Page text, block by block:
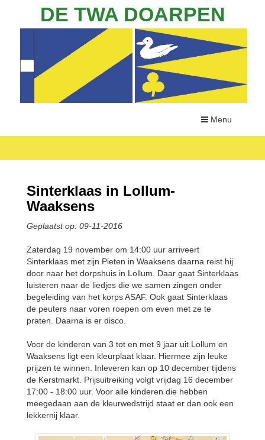
DE TWA DOARPEN
Menu
Sinterklaas in Lollum-
Waaksens
Geplaatst op: 09-11-2016
Zaterdag 19 november om 14:00 uur arriveert
Sinterklaas met zijn Pieten in Waaksens daarna reist hij
door naar het dorpshuis in Lollum. Daar gaat Sinterklaas
luisteren naar de liedjes die we samen zingen onder
begeleiding van het korps ASAF. Ook gaat Sinterklaas
de peuters naar voren roepen om even met ze te
praten. Daarna is er disco.
Voor de kinderen van 3 tot en met 9 jaar uit Lollum en
Waaksens ligt een kleurplaat klaar. Hiermee zijn leuke
prijzen te winnen. Inleveren kan op 10 december tijdens
de Kerstmarkt. Prijsuitreiking volgt vrijdag 16 december
17:00 - 18:00 uur. Voor alle kinderen die hebben
meegedaan aan de kleurwedstrijd staat er dan ook een
lekkernij klaar.